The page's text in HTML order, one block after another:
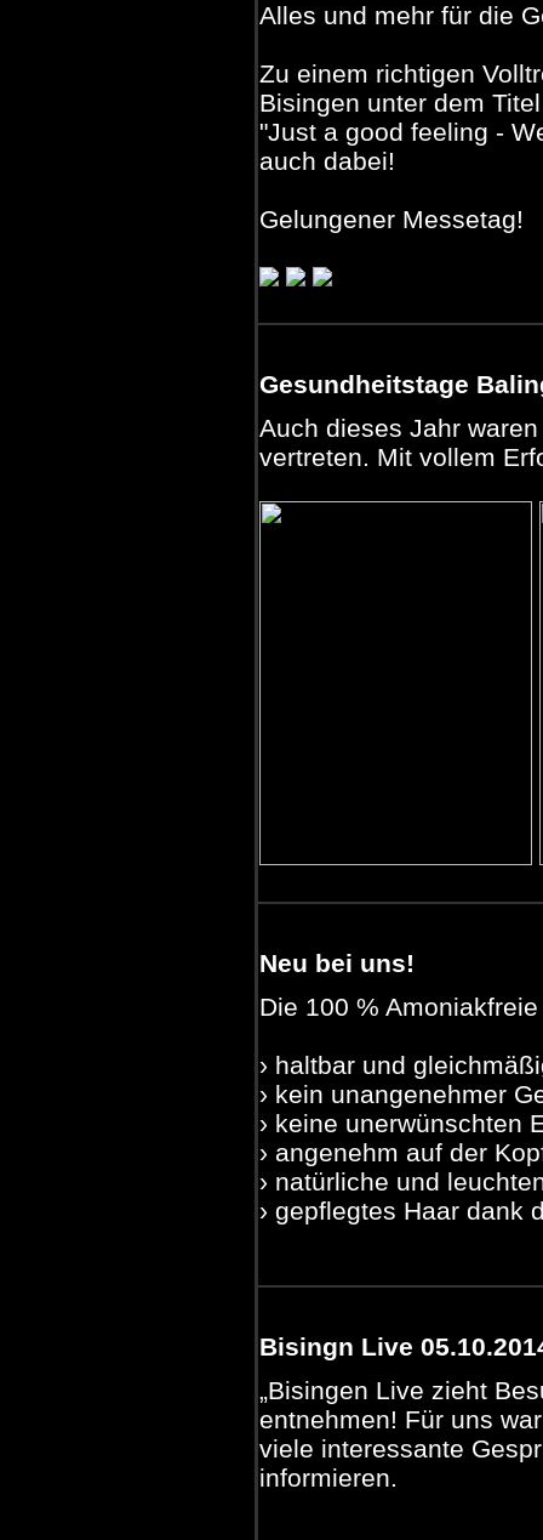
Alles und mehr für die
Zu einem richtigen
Bisingen unter dem Titel
"Just a good feeling -
auch dabei!
Gelungener Messetag!
Gesundheitstage
Auch dieses Jahr
vertreten. Mit vollem
Neu bei uns!
Die 100 %
› haltbar und
› kein unangenehmer
› keine unerwünschten
› angenehm auf der
› natürliche und
› gepflegtes Haar dank
Bisingn Live
„Bisingen Live zieht
entnehmen! Für uns
viele interessante
informieren.